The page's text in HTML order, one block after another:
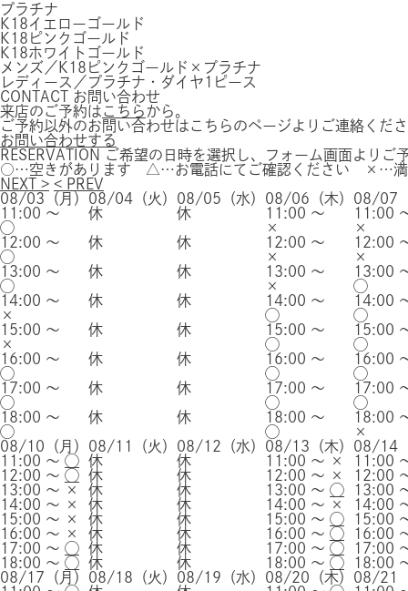
プラチナ
K18イエローゴールド
K18ピンクゴールド
K18ホワイトゴールド
メンズ／K18ピンクゴールド×プラチナ
レディース／プラチナ・ダイヤ1ピース
CONTACT
お問い合わせ
来店のご予約はこちらから。
ご予約以外のお問い合わせはこちらのページよりご連絡くだ
お問い合わせする
RESERVATION
ご希望の日時を選択し、フォーム画面よりご
○…空きがあります △…お電話にてご確認ください ×…
NEXT > < PREV
08/03（月） 08/04（火） 08/05（水） 08/06（木） 08/07
11:00 ～
◯
休 休
11:00 ～
×
11:00
×
12:00 ～
◯
休 休
12:00 ～
×
12:00
×
13:00 ～
◯
休 休
13:00 ～
×
13:00
◯
14:00 ～
×
休 休
14:00 ～
◯
14:00
◯
15:00 ～
×
休 休
15:00 ～
◯
15:00
◯
16:00 ～
◯
休 休
16:00 ～
◯
16:00
◯
17:00 ～
◯
休 休
17:00 ～
◯
17:00
◯
18:00 ～
◯
休 休
18:00 ～
◯
18:00
×
08/10（月） 08/11（火） 08/12（水） 08/13（木） 08/14
11:00 ～ ◯ 休 休 11:00 ～ ×
11:00
12:00 ～ ◯ 休 休 12:00 ～ ×
12:00
13:00 ～
× 休 休 13:00 ～ ◯
13:00
14:00 ～
× 休 休 14:00 ～ ×
14:00
15:00 ～
× 休 休 15:00 ～ ◯
15:00
16:00 ～
× 休 休 16:00 ～ ◯
16:00
17:00 ～ ◯ 休 休 17:00 ～ ◯
17:00
18:00 ～ ◯ 休 休 18:00 ～ ◯
18:00
08/17（月） 08/18（火） 08/19（水） 08/20（木） 08/21